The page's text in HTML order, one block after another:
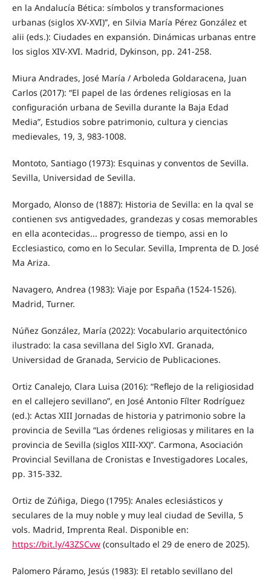
en la Andalucía Bética: símbolos y transformaciones
urbanas (siglos XV-XVI)”, en Silvia María Pérez González et
alii (eds.): Ciudades en expansión. Dinámicas urbanas entre
los siglos XIV-XVI. Madrid, Dykinson, pp. 241-258.
Miura Andrades, José María / Arboleda Goldaracena, Juan
Carlos (2017): “El papel de las órdenes religiosas en la
configuración urbana de Sevilla durante la Baja Edad
Media”, Estudios sobre patrimonio, cultura y ciencias
medievales, 19, 3, 983-1008.
Montoto, Santiago (1973): Esquinas y conventos de Sevilla.
Sevilla, Universidad de Sevilla.
Morgado, Alonso de (1887): Historia de Sevilla: en la qval se
contienen svs antigvedades, grandezas y cosas memorables
en ella acontecidas... progresso de tiempo, assi en lo
Ecclesiastico, como en lo Secular. Sevilla, Imprenta de D. José
Ma Ariza.
Navagero, Andrea (1983): Viaje por España (1524-1526).
Madrid, Turner.
Núñez González, María (2022): Vocabulario arquitectónico
ilustrado: la casa sevillana del Siglo XVI. Granada,
Universidad de Granada, Servicio de Publicaciones.
Ortiz Canalejo, Clara Luisa (2016): “Reflejo de la religiosidad
en el callejero sevillano”, en José Antonio Fílter Rodríguez
(ed.): Actas XIII Jornadas de historia y patrimonio sobre la
provincia de Sevilla “Las órdenes religiosas y militares en la
provincia de Sevilla (siglos XIII-XX)”. Carmona, Asociación
Provincial Sevillana de Cronistas e Investigadores Locales,
pp. 315-332.
Ortiz de Zúñiga, Diego (1795): Anales eclesiásticos y
seculares de la muy noble y muy leal ciudad de Sevilla, 5
vols. Madrid, Imprenta Real. Disponible en:
https://bit.ly/43ZSCvw(consultado el 29 de enero de 2025).
Palomero Páramo, Jesús (1983): El retablo sevillano del